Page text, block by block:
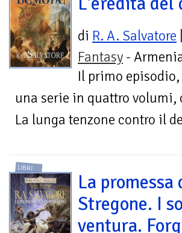
di R. A. Salvatore
Fantasy -
Il primo
una serie in quattro volumi,
La lunga tenzone contro il
LIBRI
La promessa
Stregone. I
ventura.